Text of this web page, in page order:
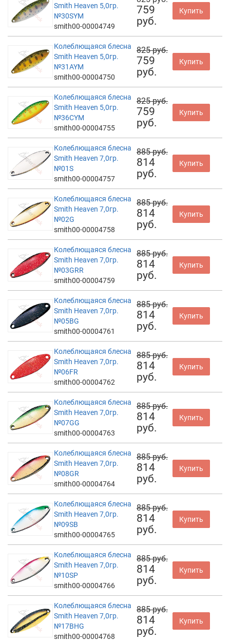
Smith Heaven 5,0гр.
№30SYM
smith00-00004749
759
руб.
Купить
Колеблющаяся блесна
Smith Heaven 5,0гр.
№31AYM
smith00-00004750
825 руб.
759
руб.
Купить
Колеблющаяся блесна
Smith Heaven 5,0гр.
№36CYM
smith00-00004755
825 руб.
759
руб.
Купить
Колеблющаяся блесна
Smith Heaven 7,0гр.
№01S
smith00-00004757
885 руб.
814
руб.
Купить
Колеблющаяся блесна
Smith Heaven 7,0гр.
№02G
smith00-00004758
885 руб.
814
руб.
Купить
Колеблющаяся блесна
Smith Heaven 7,0гр.
№03GRR
smith00-00004759
885 руб.
814
руб.
Купить
Колеблющаяся блесна
Smith Heaven 7,0гр.
№05BG
smith00-00004761
885 руб.
814
руб.
Купить
Колеблющаяся блесна
Smith Heaven 7,0гр.
№06FR
smith00-00004762
885 руб.
814
руб.
Купить
Колеблющаяся блесна
Smith Heaven 7,0гр.
№07GG
smith00-00004763
885 руб.
814
руб.
Купить
Колеблющаяся блесна
Smith Heaven 7,0гр.
№08GR
smith00-00004764
885 руб.
814
руб.
Купить
Колеблющаяся блесна
Smith Heaven 7,0гр.
№09SB
smith00-00004765
885 руб.
814
руб.
Купить
Колеблющаяся блесна
Smith Heaven 7,0гр.
№10SP
smith00-00004766
885 руб.
814
руб.
Купить
Колеблющаяся блесна
Smith Heaven 7,0гр.
№17BHG
smith00-00004768
885 руб.
814
руб.
Купить